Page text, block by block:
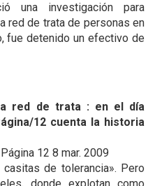
una investigación para
red de trata de personas en
fue detenido un efectivo de
red de trata : en el día
12 cuenta la historia
12 8 mar. 2009
casitas de tolerancia». Pero